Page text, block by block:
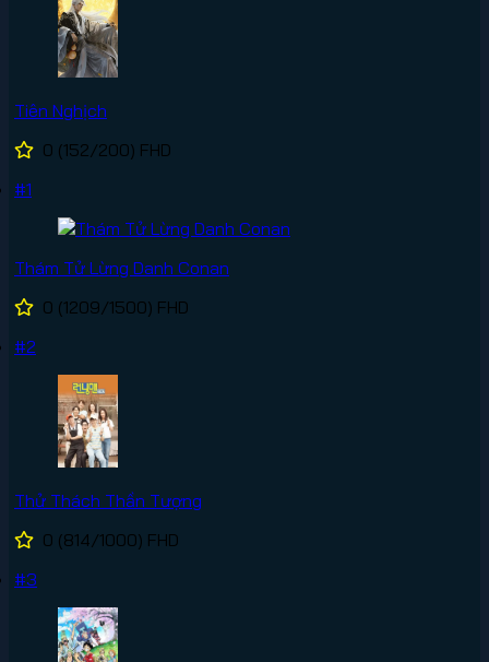
Tiên Nghịch
0 (152/200) FHD
#1
Thám Tử Lừng Danh Conan
0 (1209/1500) FHD
#2
Thử Thách Thần Tượng
0 (814/1000) FHD
#3